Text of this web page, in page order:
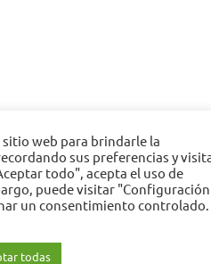
web para brindarle la
sus preferencias y
todo", acepta el uso de
puede visitar "Configuración
un consentimiento controlado.
todas